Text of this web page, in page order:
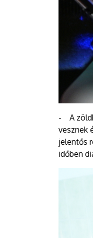
- A
vesznek
jelentős
időben